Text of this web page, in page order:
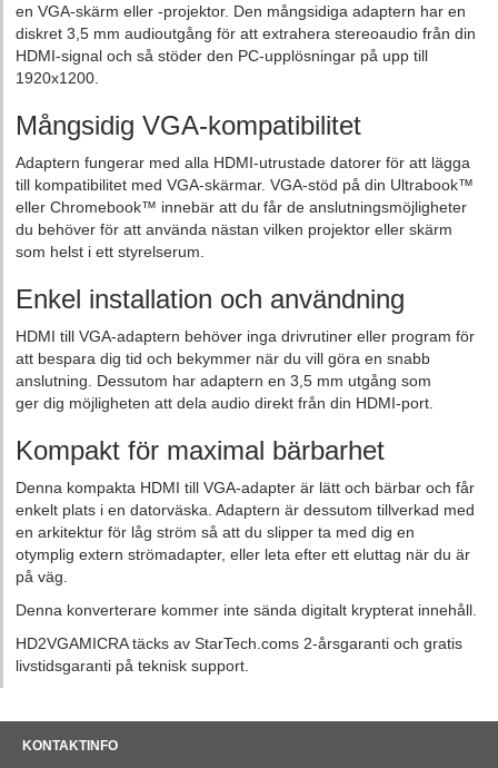
en VGA-skärm eller -projektor. Den mångsidiga adaptern har en
diskret 3,5 mm audioutgång för att extrahera stereoaudio från din
HDMI-signal och så stöder den PC-upplösningar på upp till
1920x1200.
Mångsidig VGA-kompatibilitet
Adaptern fungerar med alla HDMI-utrustade datorer för att lägga
till kompatibilitet med VGA-skärmar. VGA-stöd på din Ultrabook™
eller Chromebook™ innebär att du får de anslutningsmöjligheter
du behöver för att använda nästan vilken projektor eller skärm
som helst i ett styrelserum.
Enkel installation och användning
HDMI till VGA-adaptern behöver inga drivrutiner eller program för
att bespara dig tid och bekymmer när du vill göra en snabb
anslutning. Dessutom har adaptern en 3,5 mm utgång som
ger dig möjligheten att dela audio direkt från din HDMI-port.
Kompakt för maximal bärbarhet
Denna kompakta HDMI till VGA-adapter är lätt och bärbar och får
enkelt plats i en datorväska. Adaptern är dessutom tillverkad med
en arkitektur för låg ström så att du slipper ta med dig en
otymplig extern strömadapter, eller leta efter ett eluttag när du är
på väg.
Denna konverterare kommer inte sända digitalt krypterat innehåll.
HD2VGAMICRA täcks av StarTech.coms 2-årsgaranti och gratis
livstidsgaranti på teknisk support.
KONTAKTINFO